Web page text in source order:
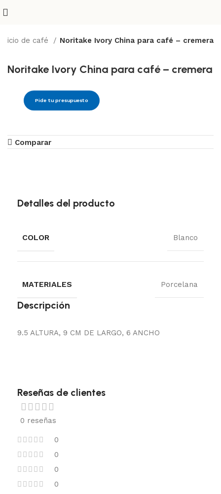
de café Noritake Ivory China para café – cremera
Noritake Ivory China para café – cremera
Pide tu presupuesto
Comparar
Detalles del producto
COLOR Blanco
MATERIALES Porcelana
Descripción
9.5 ALTURA, 9 CM DE LARGO, 6 ANCHO
Reseñas de clientes
0 reseñas
0
0
0
0